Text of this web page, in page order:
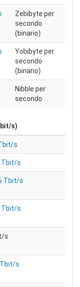
Zebibyte per
secondo
(binario)
Yobibyte per
secondo
(binario)
Nibble per
secondo
s)
s
Tbit/s
Tbit/s
Tbit/s
s
s